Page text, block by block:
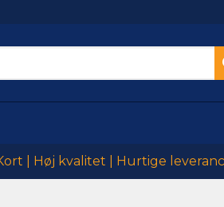
| Høj kvalitet | Hurtige